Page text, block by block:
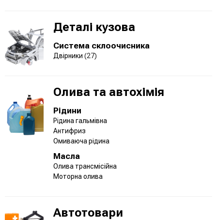
Деталі кузова
Система склоочисника
Двірники (27)
Олива та автохімія
Рідини
Рідина гальмівна
Антифриз
Омиваюча рідина
Масла
Олива трансмісійна
Моторна олива
Автотовари